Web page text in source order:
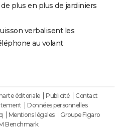
plus en plus de jardiniers
verbalisent les
au volant
éditoriale Publicité
Contact
Données personnelles
Mentions légales
Groupe Figaro
Benchmark